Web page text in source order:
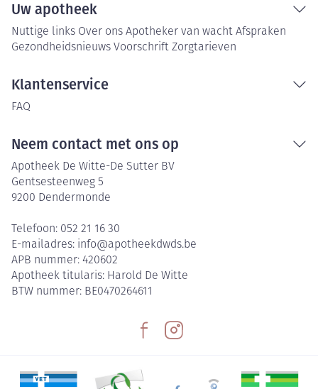
Uw apotheek
Nuttige links Over ons Apotheker van wacht Afspraken
Gezondheidsnieuws Voorschrift Zorgtarieven
Klantenservice
FAQ
Neem contact met ons op
Apotheek De Witte-De Sutter BV
Gentsesteenweg 5
9200 Dendermonde
Telefoon: 052 21 16 30
E-mailadres: info@apotheekdwds.be
APB nummer: 420602
Apotheek titularis: Harold De Witte
BTW nummer: BE0470264611